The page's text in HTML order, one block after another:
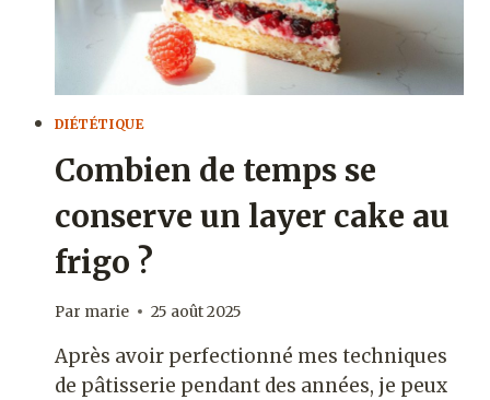
DIÉTÉTIQUE
Combien de temps se
conserve un layer cake au
frigo ?
Par marie 25 août 2025
Après avoir perfectionné mes techniques
de pâtisserie pendant des années, je peux